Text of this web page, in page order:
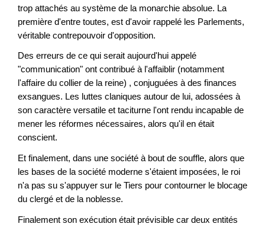
trop attachés au système de la monarchie absolue. La
première d'entre toutes, est d'avoir rappelé les Parlements,
véritable contrepouvoir d'opposition.
Des erreurs de ce qui serait aujourd'hui appelé
"communication" ont contribué à l'affaiblir (notamment
l'affaire du collier de la reine) , conjuguées à des finances
exsangues. Les luttes claniques autour de lui, adossées à
son caractère versatile et taciturne l'ont rendu incapable de
mener les réformes nécessaires, alors qu'il en était
conscient.
Et finalement, dans une société à bout de souffle, alors que
les bases de la société moderne s'étaient imposées, le roi
n'a pas su s'appuyer sur le Tiers pour contourner le blocage
du clergé et de la noblesse.
Finalement son exécution était prévisible car deux entités